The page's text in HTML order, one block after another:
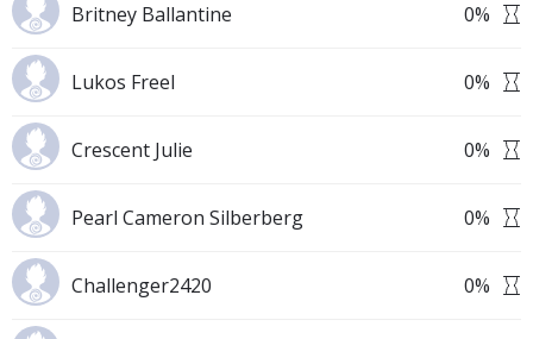
Britney Ballantine 0%
Lukos Freel 0%
Crescent Julie 0%
Pearl Cameron Silberberg 0%
Challenger2420 0%